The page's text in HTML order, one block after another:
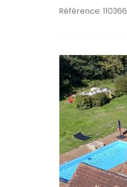
Référence: 110366